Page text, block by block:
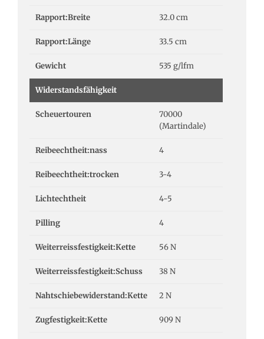
Rapport:Breite 32.0 cm
Rapport:Länge 33.5 cm
Gewicht 535 g/lfm
Widerstandsfähigkeit
Scheuertouren
70000
(Martindale)
Reibeechtheit:nass 4
Reibeechtheit:trocken 3-4
Lichtechtheit 4-5
Pilling 4
Weiterreissfestigkeit:Kette 56 N
Weiterreissfestigkeit:Schuss 38 N
Nahtschiebewiderstand:Kette 2 N
Zugfestigkeit:Kette 909 N